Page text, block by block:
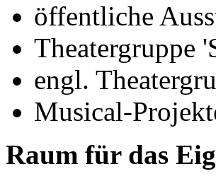
öffentliche
Theatergruppe
engl.
Musical-
Raum für das